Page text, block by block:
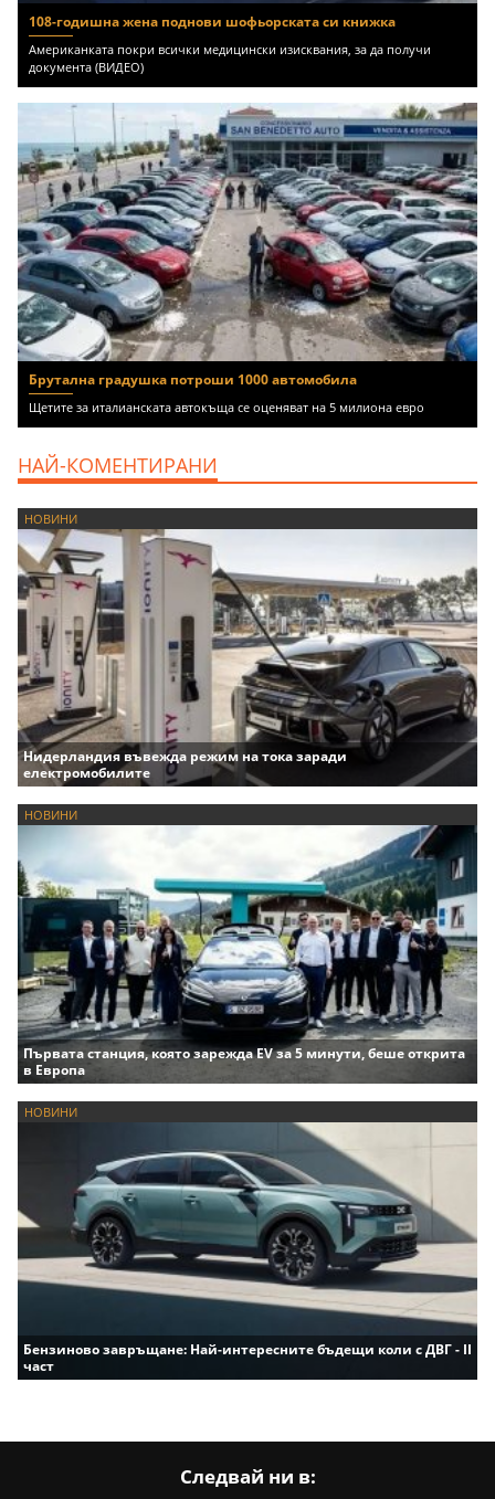
108-годишна жена поднови шофьорската си книжка
Американката покри всички медицински изисквания, за да получи
документа (ВИДЕО)
Брутална градушка потроши 1000 автомобила
Щетите за италианската автокъща се оценяват на 5 милиона евро
НАЙ-КОМЕНТИРАНИ
НОВИНИ
Нидерландия въвежда режим на тока заради
електромобилите
НОВИНИ
Първата станция, която зарежда EV за 5 минути, беше открита
в Европа
НОВИНИ
Бензиново завръщане: Най-интересните бъдещи коли с ДВГ - II
част
Следвай ни в: